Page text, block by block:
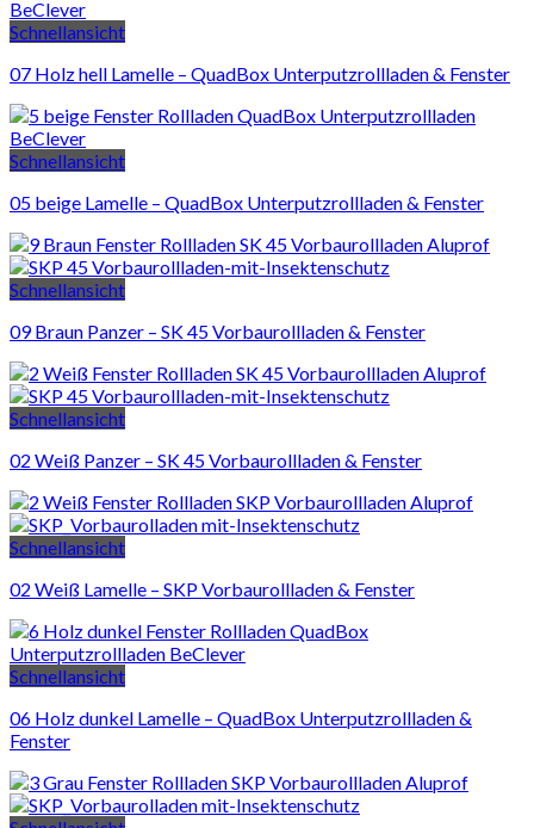
Schnellansicht
07 Holz hell Lamelle – QuadBox Unterputzrollladen & Fenster
Schnellansicht
05 beige Lamelle – QuadBox Unterputzrollladen & Fenster
Schnellansicht
09 Braun Panzer – SK 45 Vorbaurollladen & Fenster
Schnellansicht
02 Weiß Panzer – SK 45 Vorbaurollladen & Fenster
Schnellansicht
02 Weiß Lamelle – SKP Vorbaurollladen & Fenster
Schnellansicht
06 Holz dunkel Lamelle – QuadBox Unterputzrollladen &
Fenster